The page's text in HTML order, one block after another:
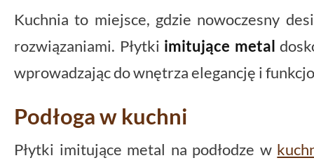
Kuchnia to miejsce, gdzie nowoczesny
rozwiązaniami. Płytki imitujące metal
wprowadzając do wnętrza elegancję i
Podłoga w kuchni
Płytki imitujące metal na podłodze w